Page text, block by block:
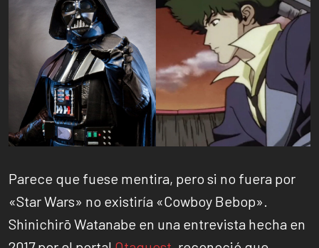
Parece que fuese mentira, pero si no fuera por
«Star Wars» no existiría «Cowboy Bebop».
Shinichirō Watanabe en una entrevista hecha en